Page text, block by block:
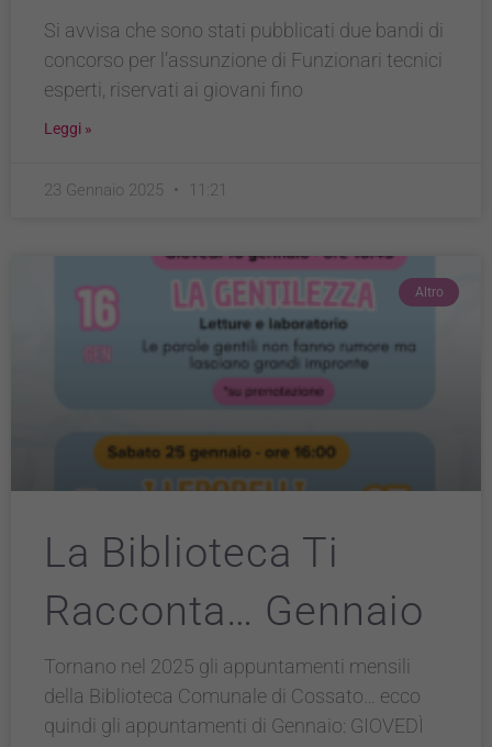
Si avvisa che sono stati pubblicati due bandi di
concorso per l’assunzione di Funzionari tecnici
esperti, riservati ai giovani fino
Leggi »
23 Gennaio 2025 11:21
Altro
La Biblioteca Ti
Racconta… Gennaio
Tornano nel 2025 gli appuntamenti mensili
della Biblioteca Comunale di Cossato… ecco
quindi gli appuntamenti di Gennaio: GIOVEDÌ